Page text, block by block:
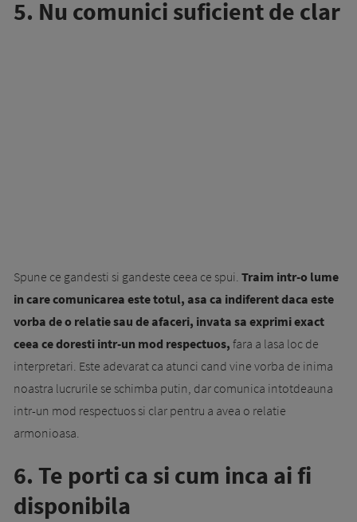
5. Nu comunici suficient de clar
Spune ce gandesti si gandeste ceea ce spui. Traim intr-o lume
in care comunicarea este totul, asa ca indiferent daca este
vorba de o relatie sau de afaceri, invata sa exprimi exact
ceea ce doresti intr-un mod respectuos, fara a lasa loc de
interpretari. Este adevarat ca atunci cand vine vorba de inima
noastra lucrurile se schimba putin, dar comunica intotdeauna
intr-un mod respectuos si clar pentru a avea o relatie
armonioasa.
6. Te porti ca si cum inca ai fi
disponibila